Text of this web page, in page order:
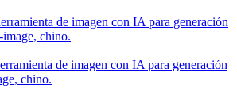
de imagen con IA para generación
image, chino.
de imagen con IA para generación
chino.